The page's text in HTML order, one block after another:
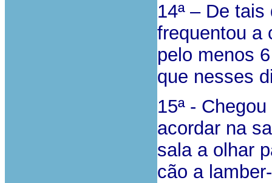
14ª – De
frequentou a
pelo menos
que nesses
15ª -
acordar na
sala a olhar
cão a